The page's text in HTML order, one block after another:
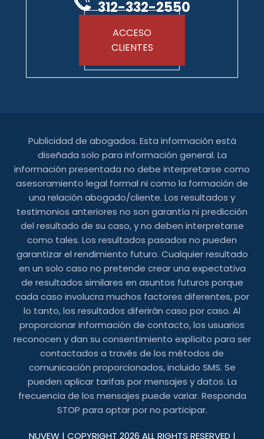
312-332-2550
ACCESO
CLIENTES
Publicidad de abogados. Esta información está
diseñada solo para información general. La
información presentada no debe interpretarse como
asesoramiento legal formal ni como la formación de
una relación abogado/cliente. Los resultados y
testimonios anteriores no son garantía ni predicción
del resultado de su caso, y no deben interpretarse
como tales. Los resultados pasados ​​no pueden
garantizar el rendimiento futuro. Cualquier resultado
en un solo caso no pretende crear una expectativa
de resultados similares en asuntos futuros porque
cada caso involucra muchos factores diferentes, por
lo tanto, los resultados diferirán caso por caso. Al
proporcionar información de contacto, los usuarios
reconocen y dan su consentimiento explícito para ser
contactados a través de los métodos de
comunicación proporcionados, incluido SMS. Se
pueden aplicar tarifas por mensajes y datos. La
frecuencia de los mensajes puede variar. Responda
STOP para optar por no participar.
NUVEW| COPYRIGHT 2026 ALL RIGHTS RESERVED |